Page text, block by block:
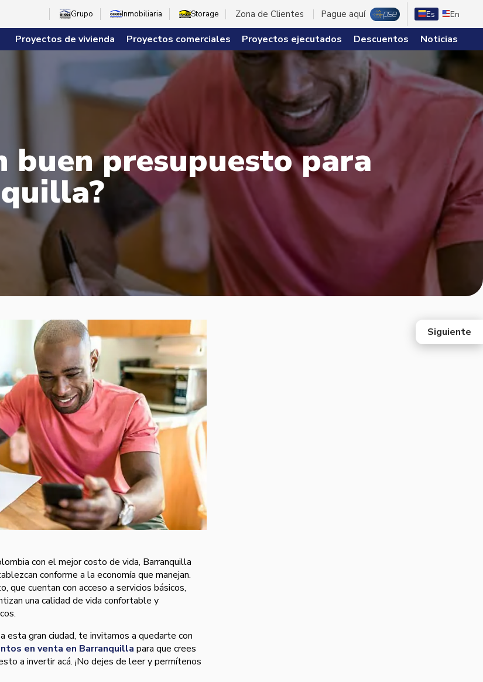
Grupo Inmobiliaria Storage Zona de Clientes Pague aquí Es En
Proyectos de vivienda Proyectos comerciales Proyectos ejecutados Descuentos Noticias
buen presupuesto para
con el mejor costo de vida, Barranquilla
conforme a la economía que manejan.
que cuentan con acceso a servicios básicos,
una calidad de vida confortable y
gran ciudad, te invitamos a quedarte con
en venta en Barranquilla para que crees
a invertir acá. ¡No dejes de leer y permítenos
Siguiente